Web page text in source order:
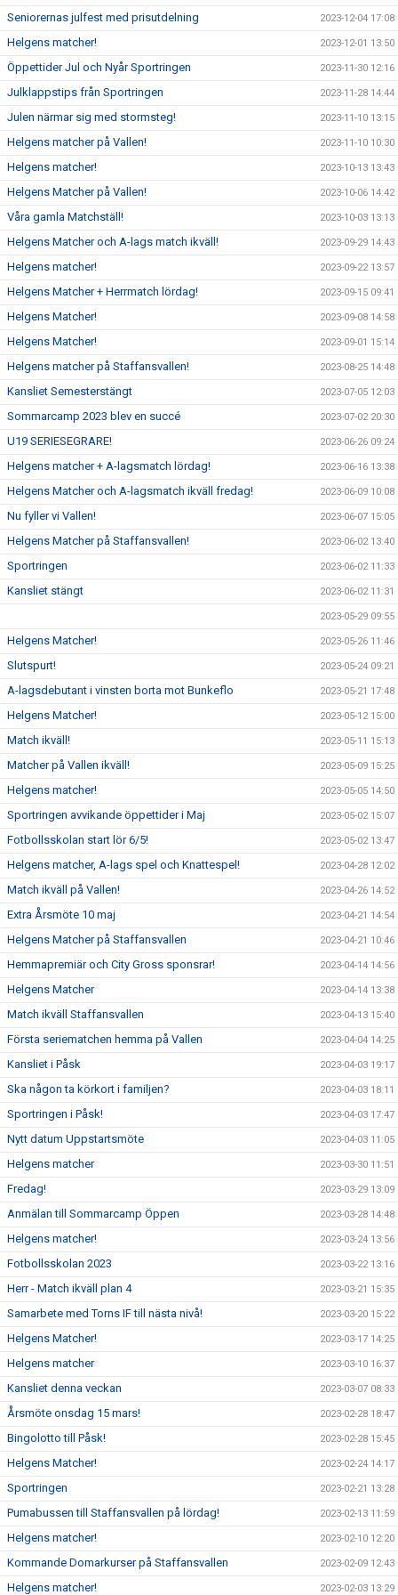
Seniorernas julfest med prisutdelning 2023-12-04 17:08
Helgens matcher! 2023-12-01 13:50
Öppettider Jul och Nyår Sportringen 2023-11-30 12:16
Julklappstips från Sportringen 2023-11-28 14:44
Julen närmar sig med stormsteg! 2023-11-10 13:15
Helgens matcher på Vallen! 2023-11-10 10:30
Helgens matcher! 2023-10-13 13:43
Helgens Matcher på Vallen! 2023-10-06 14:42
Våra gamla Matchställ! 2023-10-03 13:13
Helgens Matcher och A-lags match ikväll! 2023-09-29 14:43
Helgens matcher! 2023-09-22 13:57
Helgens Matcher + Herrmatch lördag! 2023-09-15 09:41
Helgens Matcher! 2023-09-08 14:58
Helgens Matcher! 2023-09-01 15:14
Helgens matcher på Staffansvallen! 2023-08-25 14:48
Kansliet Semesterstängt 2023-07-05 12:03
Sommarcamp 2023 blev en succé 2023-07-02 20:30
U19 SERIESEGRARE! 2023-06-26 09:24
Helgens matcher + A-lagsmatch lördag! 2023-06-16 13:38
Helgens Matcher och A-lagsmatch ikväll fredag! 2023-06-09 10:08
Nu fyller vi Vallen! 2023-06-07 15:05
Helgens Matcher på Staffansvallen! 2023-06-02 13:40
Sportringen 2023-06-02 11:33
Kansliet stängt 2023-06-02 11:31
2023-05-29 09:55
Helgens Matcher! 2023-05-26 11:46
Slutspurt! 2023-05-24 09:21
A-lagsdebutant i vinsten borta mot Bunkeflo 2023-05-21 17:48
Helgens Matcher! 2023-05-12 15:00
Match ikväll! 2023-05-11 15:13
Matcher på Vallen ikväll! 2023-05-09 15:25
Helgens matcher! 2023-05-05 14:50
Sportringen avvikande öppettider i Maj 2023-05-02 15:07
Fotbollsskolan start lör 6/5! 2023-05-02 13:47
Helgens matcher, A-lags spel och Knattespel! 2023-04-28 12:02
Match ikväll på Vallen! 2023-04-26 14:52
Extra Årsmöte 10 maj 2023-04-21 14:54
Helgens Matcher på Staffansvallen 2023-04-21 10:46
Hemmapremiär och City Gross sponsrar! 2023-04-14 14:56
Helgens Matcher 2023-04-14 13:38
Match ikväll Staffansvallen 2023-04-13 15:40
Första seriematchen hemma på Vallen 2023-04-04 14:25
Kansliet i Påsk 2023-04-03 19:17
Ska någon ta körkort i familjen? 2023-04-03 18:11
Sportringen i Påsk! 2023-04-03 17:47
Nytt datum Uppstartsmöte 2023-04-03 11:05
Helgens matcher 2023-03-30 11:51
Fredag! 2023-03-29 13:09
Anmälan till Sommarcamp Öppen 2023-03-28 14:48
Helgens matcher! 2023-03-24 13:56
Fotbollsskolan 2023 2023-03-22 13:16
Herr - Match ikväll plan 4 2023-03-21 15:35
Samarbete med Torns IF till nästa nivå! 2023-03-20 15:22
Helgens Matcher! 2023-03-17 14:25
Helgens matcher 2023-03-10 16:37
Kansliet denna veckan 2023-03-07 08:33
Årsmöte onsdag 15 mars! 2023-02-28 18:47
Bingolotto till Påsk! 2023-02-28 15:45
Helgens Matcher! 2023-02-24 14:17
Sportringen 2023-02-21 13:28
Pumabussen till Staffansvallen på lördag! 2023-02-13 11:59
Helgens matcher! 2023-02-10 12:20
Kommande Domarkurser på Staffansvallen 2023-02-09 12:43
Helgens matcher! 2023-02-03 13:29